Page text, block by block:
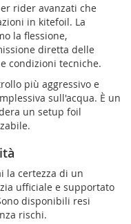
rider avanzati che
in kitefoil. La
la flessione,
diretta delle
condizioni tecniche.
più aggressivo e
sull'acqua. È un
un setup foil
la certezza di un
ufficiale e supportato
disponibili resi
rischi.